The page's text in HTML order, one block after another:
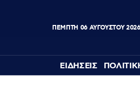
ΠΕΜΠΤΗ 06 ΑΥΓΟΥΣΤΟΥ 2026
ΕΙΔΗΣΕΙΣ